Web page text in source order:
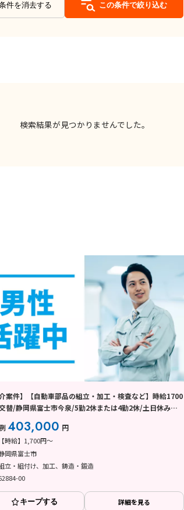
件を消去する この条件で絞り込む
検索結果が見つかりませんでした。
介案件】【自動車部品の組立・加工・検査など】時給1700
替/静岡県富士市今泉/5勤2休または4勤2休/土日休みま
403,000 円
【時給】1,700円～
岡県富士市
立・組付け、加工、鋳造・鍛造
00
キープする 詳細を見る